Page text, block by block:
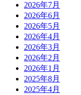
2026年7月
2026年6月
2026年5月
2026年4月
2026年3月
2026年2月
2026年1月
2025年8月
2025年4月